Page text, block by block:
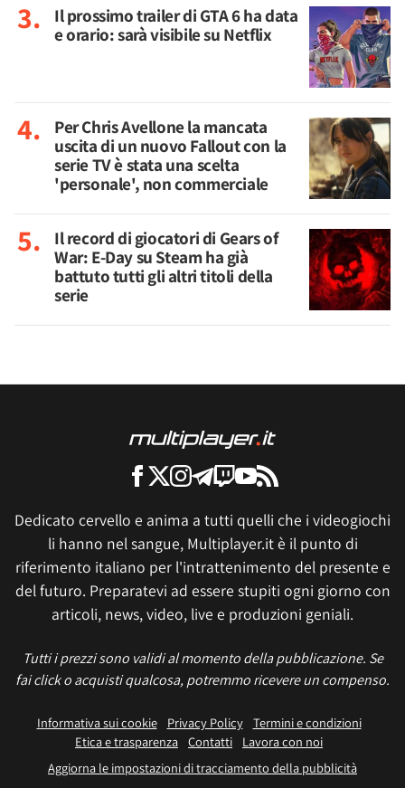
Il prossimo trailer di GTA 6 ha data
e orario: sarà visibile su Netflix
Per Chris Avellone la mancata
uscita di un nuovo Fallout con la
serie TV è stata una scelta
'personale', non commerciale
Il record di giocatori di Gears of
War: E-Day su Steam ha già
battuto tutti gli altri titoli della
serie
Dedicato cervello e anima a tutti quelli che i videogiochi
li hanno nel sangue, Multiplayer.it è il punto di
riferimento italiano per l'intrattenimento del presente e
del futuro. Preparatevi ad essere stupiti ogni giorno con
articoli, news, video, live e produzioni geniali.
Tutti i prezzi sono validi al momento della pubblicazione. Se
fai click o acquisti qualcosa, potremmo ricevere un compenso.
Informativa sui cookie Privacy Policy
Termini e condizioni
Etica e trasparenza Contatti
Lavora con noi
Aggiorna le impostazioni di tracciamento della pubblicità